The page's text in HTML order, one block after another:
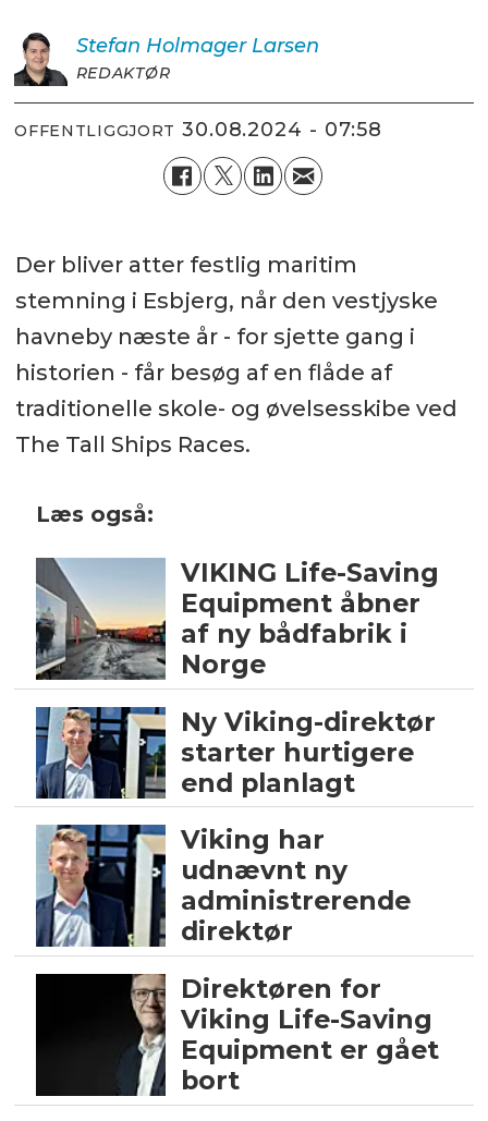
Stefan Holmager Larsen
REDAKTØR
OFFENTLIGGJORT 30.08.2024 - 07:58
Der bliver atter festlig maritim
stemning i Esbjerg, når den vestjyske
havneby næste år - for sjette gang i
historien - får besøg af en flåde af
traditionelle skole- og øvelsesskibe ved
The Tall Ships Races.
Læs også:
VIKING Life-Saving
Equipment åbner
af ny bådfabrik i
Norge
Ny Viking-direktør
starter hurtigere
end planlagt
Viking har
udnævnt ny
administrerende
direktør
Direktøren for
Viking Life-Saving
Equipment er gået
bort